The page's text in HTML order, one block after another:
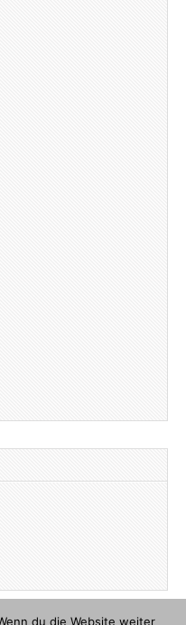
du die Website weiter